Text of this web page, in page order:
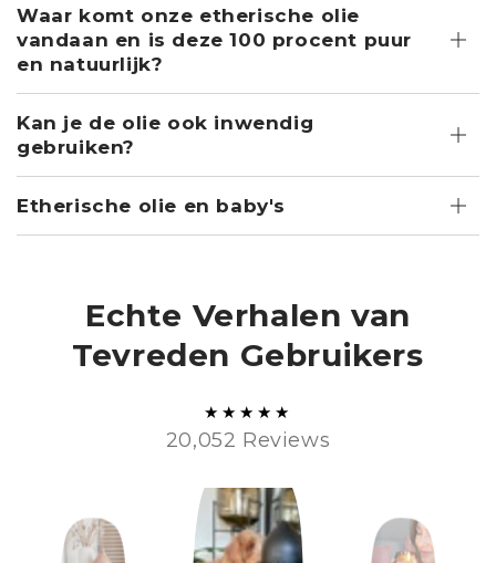
Waar komt onze etherische olie
vandaan en is deze 100 procent puur
en natuurlijk?
Kan je de olie ook inwendig
gebruiken?
Etherische olie en baby's
Echte Verhalen van
Tevreden Gebruikers
20,052 Reviews